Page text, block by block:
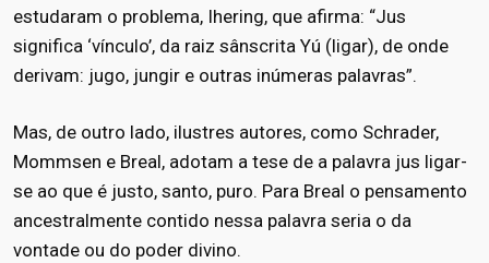
estudaram o problema, Ihering, que afirma: “Jus
significa ‘vínculo’, da raiz sânscrita Yú (ligar), de onde
derivam: jugo, jungir e outras inúmeras palavras”.
Mas, de outro lado, ilustres autores, como Schrader,
Mommsen e Breal, adotam a tese de a palavra jus ligar-
se ao que é justo, santo, puro. Para Breal o pensamento
ancestralmente contido nessa palavra seria o da
vontade ou do poder divino.